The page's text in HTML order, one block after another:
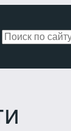
Поиск